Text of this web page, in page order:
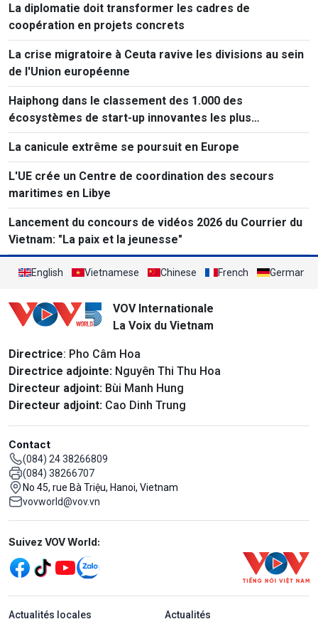
La diplomatie doit transformer les cadres de
coopération en projets concrets
La crise migratoire à Ceuta ravive les divisions au sein
de l'Union européenne
Haiphong dans le classement des 1.000 des
écosystèmes de start-up innovantes les plus
performants au monde
La canicule extrême se poursuit en Europe
L'UE crée un Centre de coordination des secours
maritimes en Libye
Lancement du concours de vidéos 2026 du Courrier du
Vietnam: "La paix et la jeunesse"
English Vietnamese Chinese French German
VOV Internationale
La Voix du Vietnam
Directrice: Pho Câm Hoa
Directrice adjointe: Nguyên Thi Thu Hoa
Directeur adjoint: Bùi Manh Hung
Directeur adjoint: Cao Dinh Trung
Contact
(084) 24 38266809
(084) 38266707
No 45, rue Bà Triệu, Hanoi, Vietnam
vovworld@vov.vn
Mạng xã hội
Suivez VOV World:
menu footer tiếng Pháp
Actualités locales Actualités